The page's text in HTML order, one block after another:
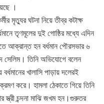
।
মৃত্যুর ঘটনা নিয়ে তীব্র কটাক্ষ
তৃণমূলের দুই গোষ্ঠির মধ্যে এদিন
আক্রান্ত হন বর্ধমান পৌরসভার ৬
সেলিম। তিনি অভিযোগে বলেন
খালাসি পাড়ায় দলেরই
করে। হামলা ঠেকাতে গিয়ে তিনি
চন্দনা মাঝি জখম হন।গুরুতর